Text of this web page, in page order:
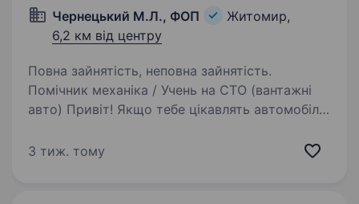
Чернецький М.Л., ФОП
Житомир,
6,2 км від центру
Повна зайнятість, неповна зайнятість.
Помічник механіка / Учень на СТО (вантажні
авто) Привіт! Якщо тебе цікавлять автомобілі і
професію з розвитком тоді тобі до нас.
3 тиж. тому